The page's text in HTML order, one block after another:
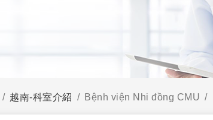
越南-科室介紹 Bệnh viện Nhi đồng CMU